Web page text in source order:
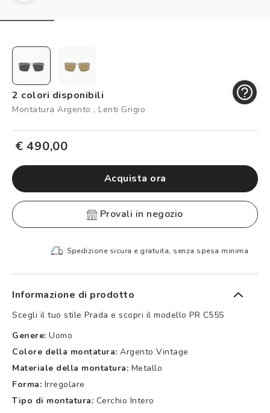
Controllo visivo
Logout
2 colori disponibili
Montatura Argento , Lenti Grigio
€ 490,00
Acquista ora
provali in negozio
Spedizione sicura e gratuita, senza spesa minima
Informazione di prodotto
Scegli il tuo stile Prada e scopri il modello PR C55S
Genere: Uomo
Colore della montatura: Argento Vintage
Materiale della montatura: Metallo
Forma: Irregolare
Tipo di montatura: Cerchio Intero